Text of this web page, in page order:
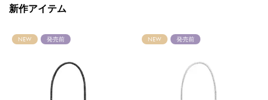
新作アイテム
NEW 発売前 NEW 発売前